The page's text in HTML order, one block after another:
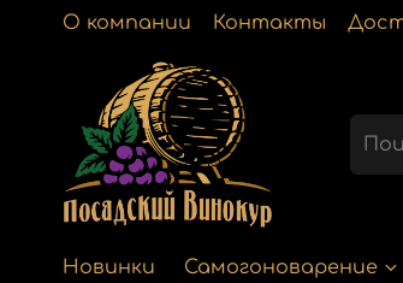
О компании Контакты
Новинки Самогоноварение